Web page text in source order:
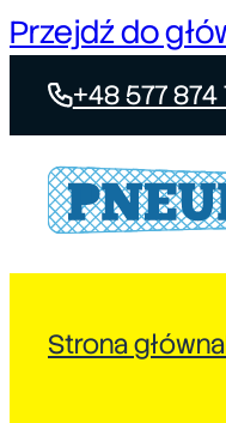
Przejdź do
+48 577 874
Strona główna